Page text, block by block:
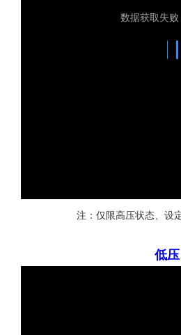
注：仅限高压状态、设
低